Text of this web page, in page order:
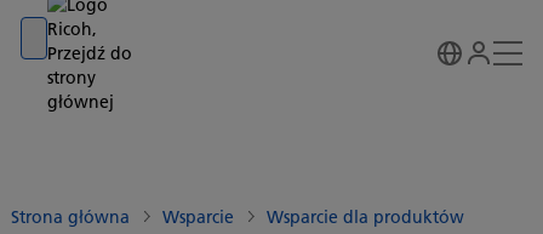
Go to banner
Go to content
Go to footer
Strona główna Wsparcie
Wsparcie dla produktów